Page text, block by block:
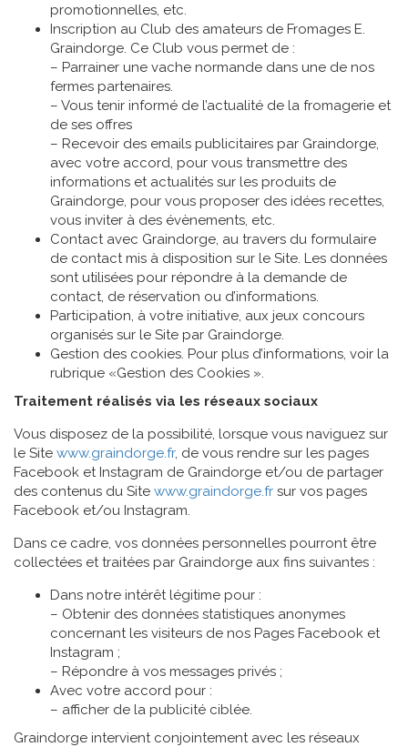
promotionnelles, etc.
Inscription au Club des amateurs de Fromages E.
Graindorge. Ce Club vous permet de :
– Parrainer une vache normande dans une de nos
fermes partenaires.
– Vous tenir informé de l’actualité de la fromagerie et
de ses offres
– Recevoir des emails publicitaires par Graindorge,
avec votre accord, pour vous transmettre des
informations et actualités sur les produits de
Graindorge, pour vous proposer des idées recettes,
vous inviter à des évènements, etc.
Contact avec Graindorge, au travers du formulaire
de contact mis à disposition sur le Site. Les données
sont utilisées pour répondre à la demande de
contact, de réservation ou d’informations.
Participation, à votre initiative, aux jeux concours
organisés sur le Site par Graindorge.
Gestion des cookies. Pour plus d’informations, voir la
rubrique «Gestion des Cookies ».
Traitement réalisés via les réseaux sociaux
Vous disposez de la possibilité, lorsque vous naviguez sur
le Site www.graindorge.fr, de vous rendre sur les pages
Facebook et Instagram de Graindorge et/ou de partager
des contenus du Site www.graindorge.fr sur vos pages
Facebook et/ou Instagram.
Dans ce cadre, vos données personnelles pourront être
collectées et traitées par Graindorge aux fins suivantes :
Dans notre intérêt légitime pour :
– Obtenir des données statistiques anonymes
concernant les visiteurs de nos Pages Facebook et
Instagram ;
– Répondre à vos messages privés ;
Avec votre accord pour :
– afficher de la publicité ciblée.
Graindorge intervient conjointement avec les réseaux